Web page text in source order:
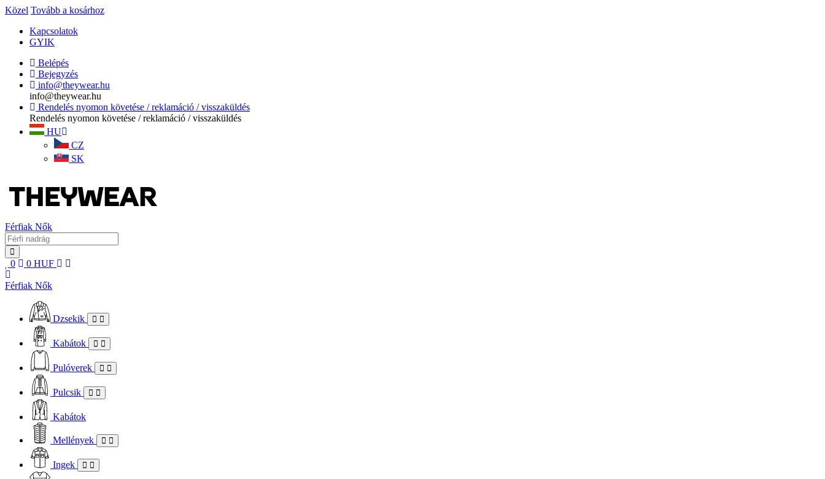
Közel Tovább a kosárhoz
Kapcsolatok
GYIK
Belépés
Bejegyzés
info@theywear.hu
info@theywear.hu
Rendelés nyomon követése / reklamáció / visszaküldés
Rendelés nyomon követése / reklamáció / visszaküldés
HU
CZ
SK
Férfiak Nők
0 0 HUF
Férfiak Nők
Dzsekik
Kabátok
Pulóverek
Pulcsik
Kabátok
Mellények
Ingek